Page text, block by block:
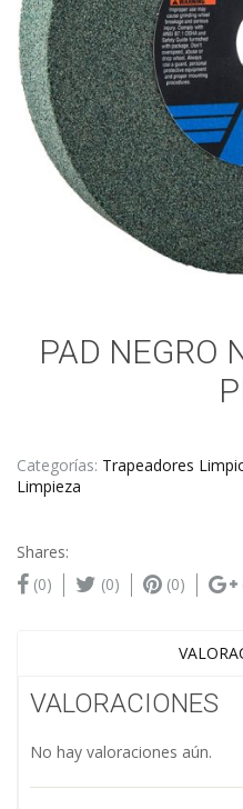
PAD NEGRO
Categorías: Trapeadores
Limpieza
Shares:
(0)
(0) (0)
VALORACIONES
No hay valoraciones aún.